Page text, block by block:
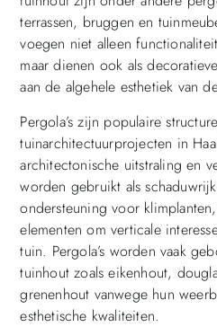
terrassen, bruggen en
voegen niet alleen
maar dienen ook als
aan de algehele esthetiek van
Pergola’s zijn populaire
tuinarchitectuurprojecten in
architectonische uitstraling en
worden gebruikt als
ondersteuning voor
elementen om verticale
tuin. Pergola’s worden vaak
tuinhout zoals eikenhout,
grenenhout vanwege hun
esthetische kwaliteiten.